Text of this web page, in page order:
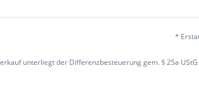
*
unterliegt der Differenzbesteuerung gem. § 25a